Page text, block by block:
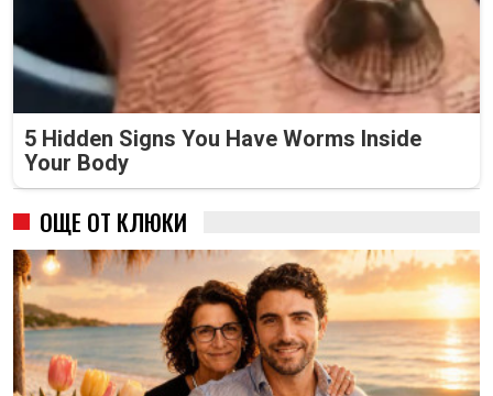
5 Hidden Signs You Have Worms Inside
Your Body
ОЩЕ ОТ КЛЮКИ